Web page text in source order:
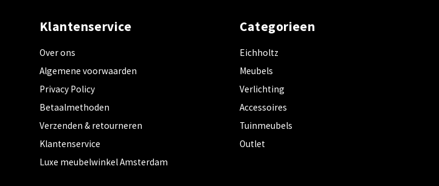
Klantenservice
Over ons
Algemene voorwaarden
Privacy Policy
Betaalmethoden
Verzenden & retourneren
Klantenservice
Luxe meubelwinkel Amsterdam
Categorieen
Eichholtz
Meubels
Verlichting
Accessoires
Tuinmeubels
Outlet